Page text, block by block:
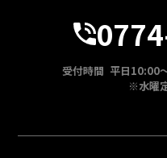
受付時間 平日
※水曜